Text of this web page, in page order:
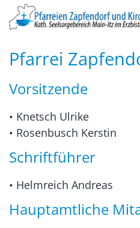
Zum Inhalt springen
Pfarrei
Vorsitzende
• Knetsch Ulrike
• Rosenbusch Kerstin
Schriftführer
• Helmreich Andreas
Hauptamtliche